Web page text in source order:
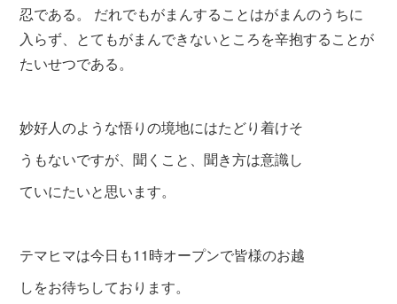
忍である。 だれでもがまんすることはがまんのうちに
入らず、とてもがまんできないところを辛抱することが
たいせつである。
妙好人のような悟りの境地にはたどり着けそ
うもないですが、聞くこと、聞き方は意識し
ていにたいと思います。
テマヒマは今日も11時オープンで皆様のお越
しをお待ちしております。